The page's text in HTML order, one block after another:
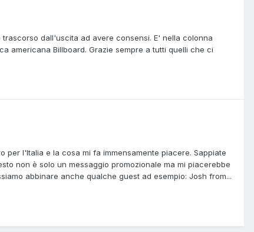
dall'uscita ad avere consensi. E' nella colonna
americana Billboard. Grazie sempre a tutti quelli che ci
l'Italia e la cosa mi fa immensamente piacere. Sappiate
non è solo un messaggio promozionale ma mi piacerebbe
abbinare anche qualche guest ad esempio: Josh from...